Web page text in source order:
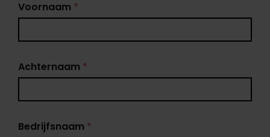
Voornaam *
Achternaam *
Bedrijfsnaam *